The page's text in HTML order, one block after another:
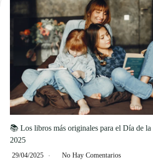
📚 Los libros más originales para el Día de la
2025
29/04/2025 No Hay Comentarios